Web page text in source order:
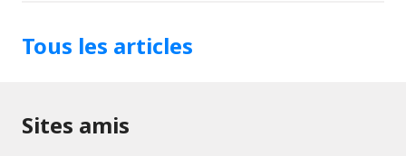
Tous les articles
Sites amis